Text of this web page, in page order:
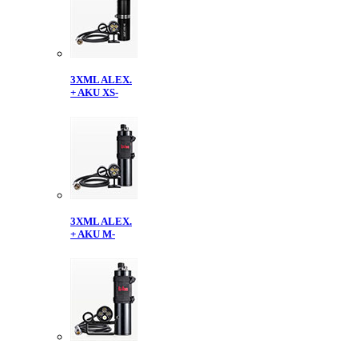
3XML ALEX.
+ AKU XS-
3XML ALEX.
+ AKU M-